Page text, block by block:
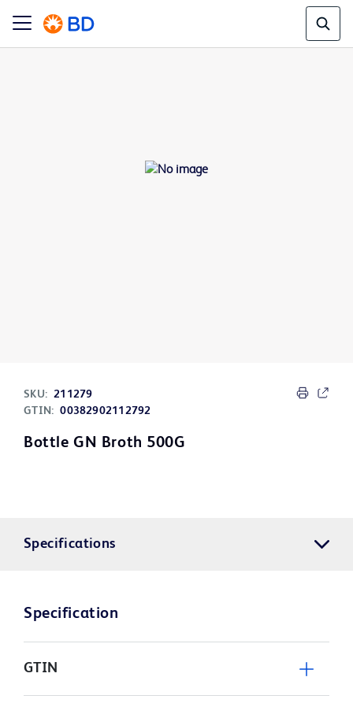
SKU: 211279
GTIN: 00382902112792
Bottle GN Broth 500G
Specifications
Specification
GTIN